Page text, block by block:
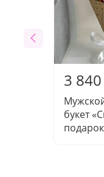
3 840
букет